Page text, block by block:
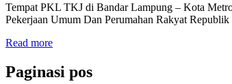
Tempat PKL TKJ di Bandar Lampung – Kota
Pekerjaan Umum Dan Perumahan Rakyat
Read more
Paginasi pos